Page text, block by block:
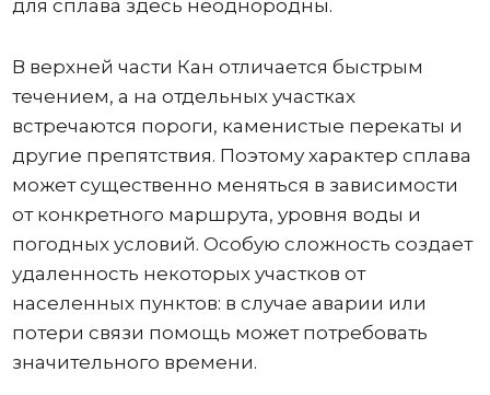
для сплава здесь неоднородны.
В верхней части Кан отличается быстрым
течением, а на отдельных участках
встречаются пороги, каменистые перекаты и
другие препятствия. Поэтому характер сплава
может существенно меняться в зависимости
от конкретного маршрута, уровня воды и
погодных условий. Особую сложность создает
удаленность некоторых участков от
населенных пунктов: в случае аварии или
потери связи помощь может потребовать
значительного времени.